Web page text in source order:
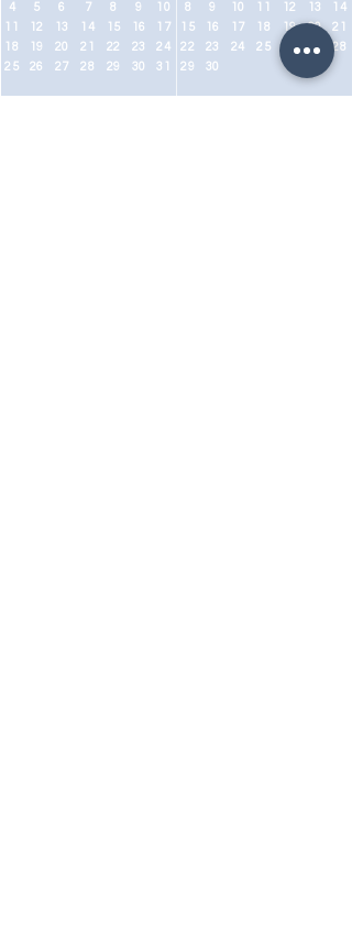
4
5 6 7 8 9
10
11
12 13 14 15 16
17
18
19 20 21 22 23
24
25
26 27 28 29 30 31
8
9 10 11 12 13
14
15
16 17 18 19 20
21
22
23 24 25 26 27
28
29
30